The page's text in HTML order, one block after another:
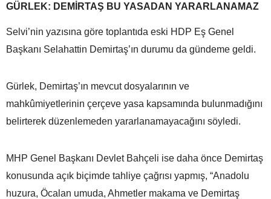
GÜRLEK: DEMİRTAŞ BU YASADAN YARARLANAMAZ
Selvi’nin yazısına göre toplantıda eski HDP Eş Genel
Başkanı Selahattin Demirtaş’ın durumu da gündeme geldi.
Gürlek, Demirtaş’ın mevcut dosyalarının ve
mahkûmiyetlerinin çerçeve yasa kapsamında bulunmadığını
belirterek düzenlemeden yararlanamayacağını söyledi.
MHP Genel Başkanı Devlet Bahçeli ise daha önce Demirtaş
konusunda açık biçimde tahliye çağrısı yapmış, “Anadolu
huzura, Öcalan umuda, Ahmetler makama ve Demirtaş